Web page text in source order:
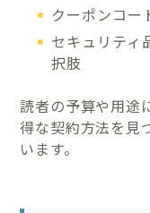
クーポンコー
セキュリティ
択肢
読者の予算や用途
得な契約方法を見
います。